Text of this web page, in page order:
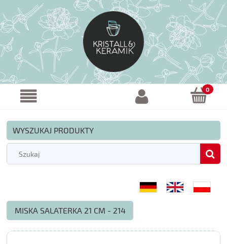
WYSZUKAJ PRODUKTY
MISKA SALATERKA 21 CM - 214